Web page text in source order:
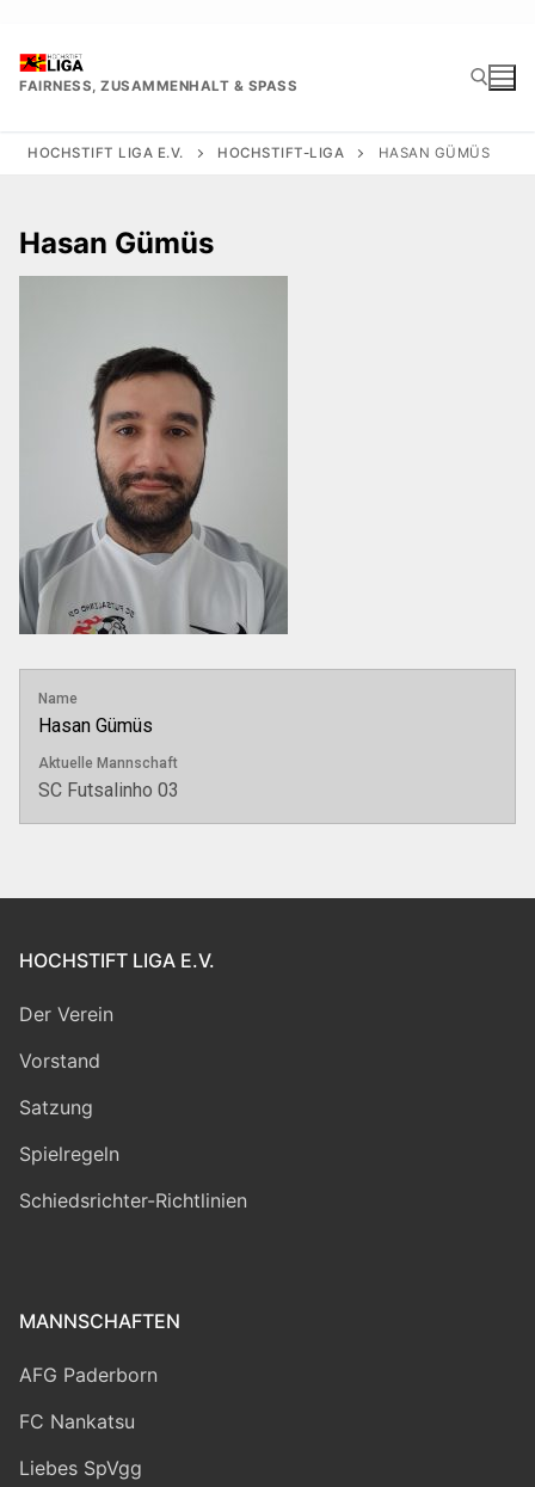
springen
FAIRNESS, ZUSAMMENHALT & SPASS
HOCHSTIFT LIGA E.V. HOCHSTIFT-LIGA HASAN GÜMÜS
Hasan Gümüs
Name
Hasan Gümüs
Aktuelle Mannschaft
SC Futsalinho 03
HOCHSTIFT LIGA E.V.
Der Verein
Vorstand
Satzung
Spielregeln
Schiedsrichter-Richtlinien
MANNSCHAFTEN
AFG Paderborn
FC Nankatsu
Liebes SpVgg